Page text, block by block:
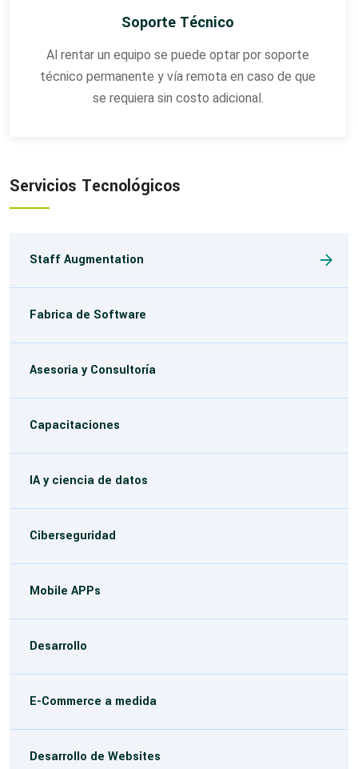
Soporte Técnico
Al rentar un equipo se puede optar por soporte
técnico permanente y vía remota en caso de que
se requiera sin costo adicional.
Servicios Tecnológicos
Staff Augmentation
Fabrica de Software
Asesoria y Consultoría
Capacitaciones
IA y ciencia de datos
Ciberseguridad
Mobile APPs
Desarrollo
E-Commerce a medida
Desarrollo de Websites